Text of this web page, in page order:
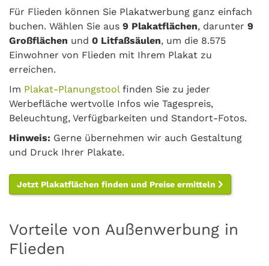
Für Flieden können Sie Plakatwerbung ganz einfach
buchen. Wählen Sie aus 9 Plakatflächen, darunter 9
Großflächen und 0 Litfaßsäulen, um die 8.575
Einwohner von Flieden mit Ihrem Plakat zu
erreichen.
Im Plakat-Planungstoolfinden Sie zu jeder
Werbefläche wertvolle Infos wie Tagespreis,
Beleuchtung, Verfügbarkeiten und Standort-Fotos.
Hinweis: Gerne übernehmen wir auch Gestaltung
und Druck Ihrer Plakate.
Jetzt Plakatflächen finden und Preise ermitteln
Vorteile von Außenwerbung in
Flieden